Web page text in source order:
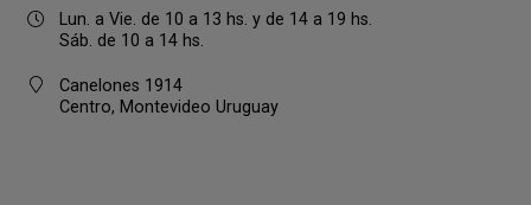
Lun. a Vie. de 10 a 13 hs. y de 14 a 19 hs.
Sáb. de 10 a 14 hs.
Canelones 1914
Centro, Montevideo Uruguay